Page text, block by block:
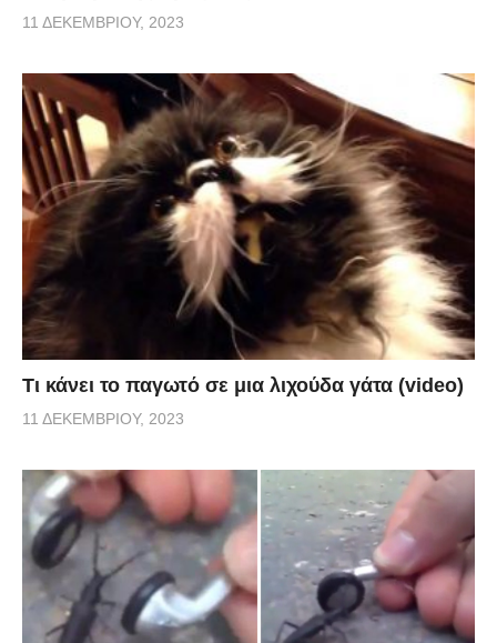
11 ΔΕΚΕΜΒΡΊΟΥ, 2023
Τι κάνει το παγωτό σε μια λιχούδα γάτα (video)
11 ΔΕΚΕΜΒΡΊΟΥ, 2023